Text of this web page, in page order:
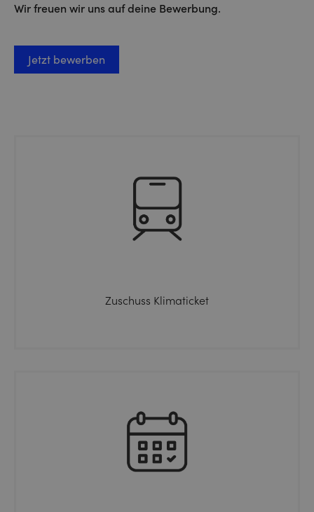
Wir freuen wir uns auf deine Bewerbung.
Jetzt bewerben
Zuschuss Klimaticket